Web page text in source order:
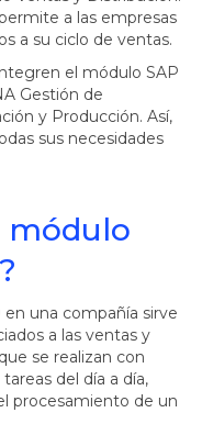
a las empresas
a su ciclo de ventas.
el módulo SAP
Gestión de
y Producción. Así,
sus necesidades
módulo
una compañía sirve
a las ventas y
se realizan con
del día a día,
procesamiento de un